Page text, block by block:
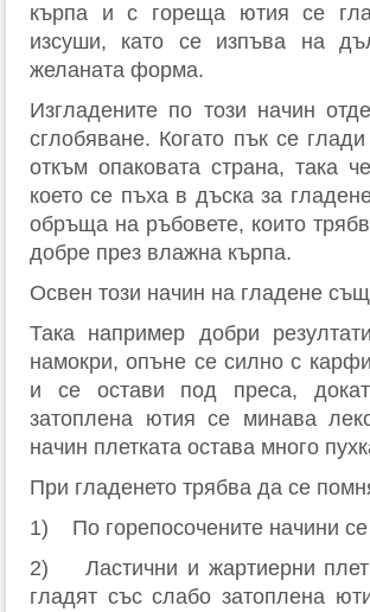
кърпа и с гореща ютия се
изсуши, като се изпъва на
желаната форма.
Изгладените по този начин
сглобяване. Когато пък се
откъм опаковата страна, така
което се пъха в дъска за
обръща на ръбовете, които
добре през влажна кърпа.
Освен този начин на гладене
Така например добри
намокри, опъне се силно с
и се остави под преса,
затоплена ютия се минава
начин плетката остава много
При гладенето трябва да се
1) По горепосочените начини се
2) Ластични и жартиерни
гладят със слабо затоплена